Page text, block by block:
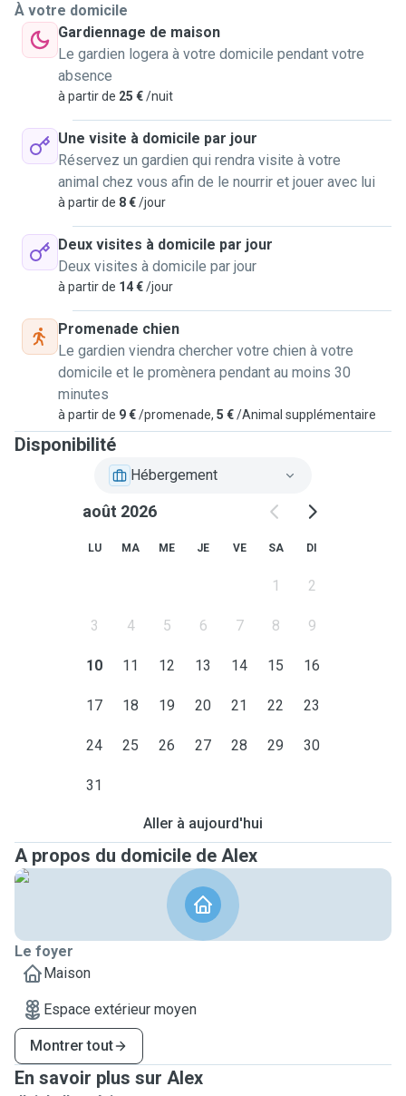
Je suis seul dans un appartement de 40m2 sans balcon,
dans un bâtiment très calme. Un parc est d'ailleurs situé
juste devant, et les chiens du quartier adore aller y jouer.
Également, je suis près de nombreuses routes calmes,
permettant de faire de grandes balades.
Je peux garder un animal durant la journée ou la nuit. Je
peux également emmener un toutou en balade, ou rendre
visite durant la journée à votre boule de poil.
À votre domicile
Gardiennage de maison
Le gardien logera à votre domicile pendant votre
absence
à partir de 25 €/nuit
Une visite à domicile par jour
Réservez un gardien qui rendra visite à votre
animal chez vous afin de le nourrir et jouer avec lui
à partir de 8 €/jour
Deux visites à domicile par jour
Deux visites à domicile par jour
à partir de 14 €/jour
Promenade chien
Le gardien viendra chercher votre chien à votre
domicile et le promènera pendant au moins 30
minutes
à partir de 9 €/promenade, 5 €/Animal supplémentaire
Disponibilité
Hébergement
août 2026
LU MA ME JE VE SA DI
1 2
3 4 5 6 7 8 9
10 11 12 13 14 15 16
17 18 19 20 21 22 23
24 25 26 27 28 29 30
31
Aller à aujourd'hui
A propos du domicile de Alex
Le foyer
Maison
Espace extérieur moyen
Montrer tout
En savoir plus sur Alex